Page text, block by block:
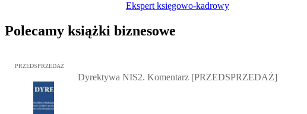
Ekspert księgowo-kadrowy
Polecamy książki biznesowe
Przejdź do: Dyrektywa NIS2. Komentarz [PRZEDSPRZEDAŻ], Mateusz
PRZEDSPRZEDAŻ
Dyrektywa NIS2. Komentarz [PRZEDSPRZEDAŻ]